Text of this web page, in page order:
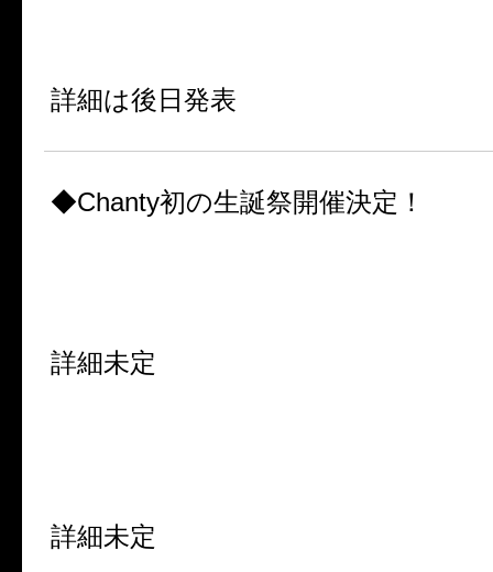
詳細は後日発表
◆Chanty初の生誕祭開催決定！
詳細未定
詳細未定